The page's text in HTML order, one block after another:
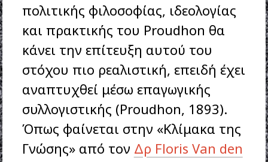
πολιτικής φιλοσοφίας, ιδεολογίας
και πρακτικής του Proudhon θα
κάνει την επίτευξη αυτού του
στόχου πιο ρεαλιστική, επειδή έχει
αναπτυχθεί μέσω επαγωγικής
συλλογιστικής (Proudhon, 1893).
Όπως φαίνεται στην «Κλίμακα της
Γνώσης» από τον Δρ Floris Van den